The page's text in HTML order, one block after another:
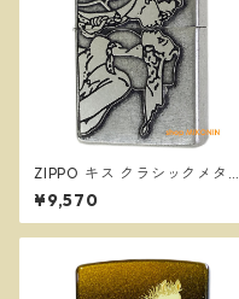
ZIPPO キス クラシックメタル
SV クローム ユーズド仕上げ
ウィンディ ジッポー
¥9,570